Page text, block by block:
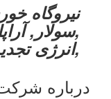
نیروگاه
,سولار,
,انرژی
درباره